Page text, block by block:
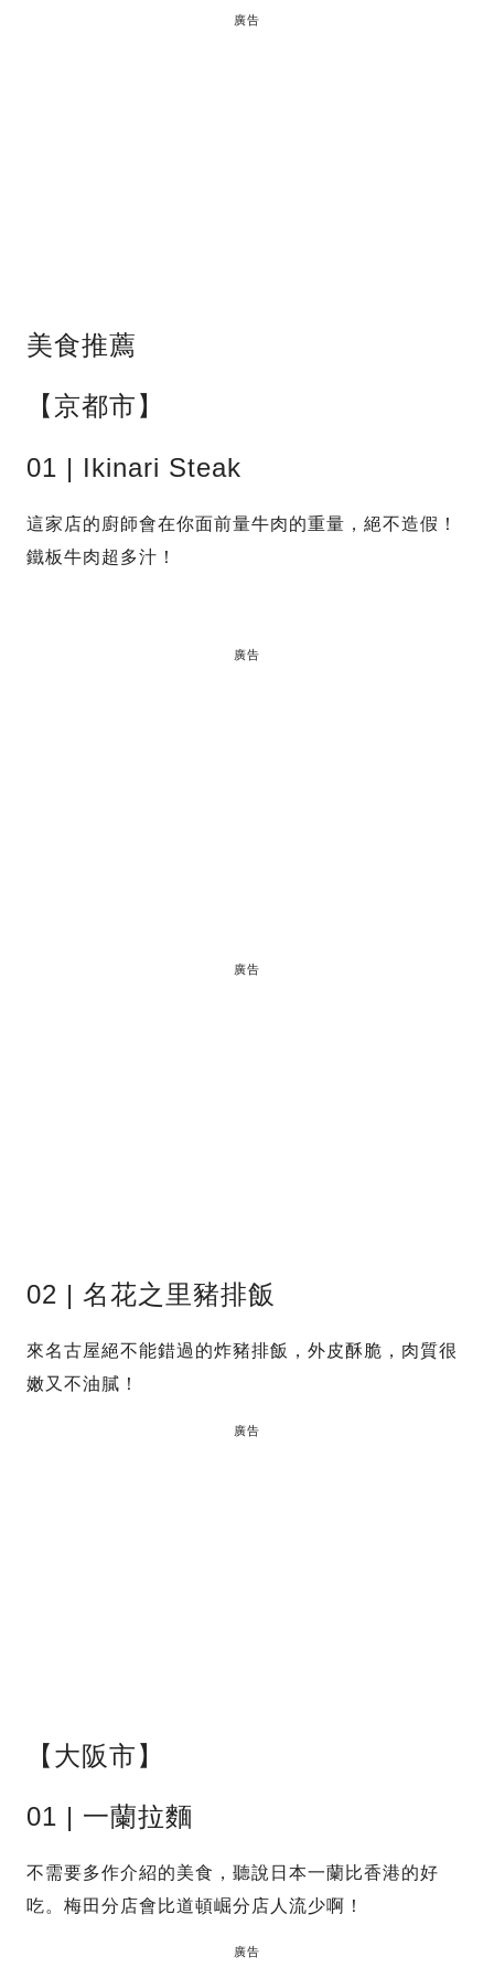
廣告
美食推薦
【京都市】
01 | Ikinari Steak
這家店的廚師會在你面前量牛肉的重量，絕不造假！
鐵板牛肉超多汁！
廣告
廣告
02 | 名花之里豬排飯
來名古屋絕不能錯過的炸豬排飯，外皮酥脆，肉質很
嫩又不油膩！
廣告
【大阪市】
01 | 一蘭拉麵
不需要多作介紹的美食，聽說日本一蘭比香港的好
吃。梅田分店會比道頓崛分店人流少啊！
廣告